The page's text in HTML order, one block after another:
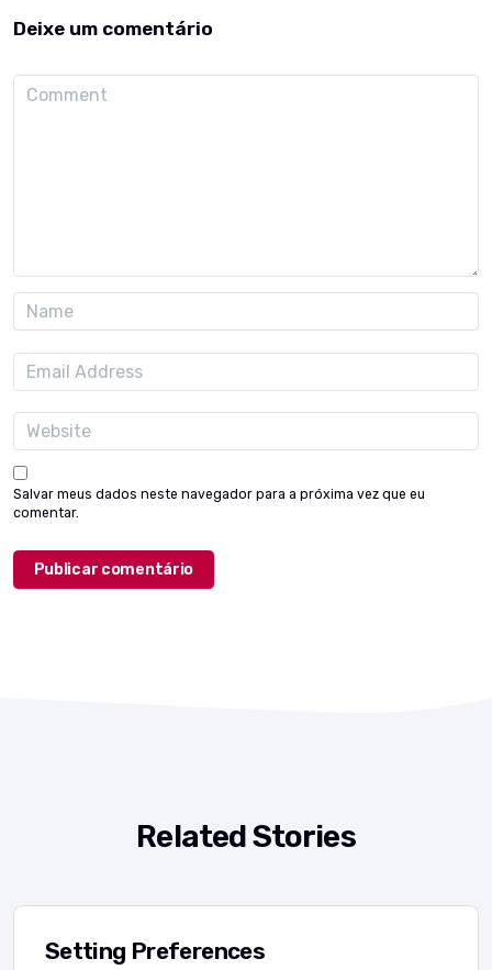
Deixe um comentário
Salvar meus dados neste navegador para a próxima vez que eu
comentar.
Related Stories
Setting Preferences